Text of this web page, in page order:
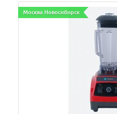
Москва Новосибирск